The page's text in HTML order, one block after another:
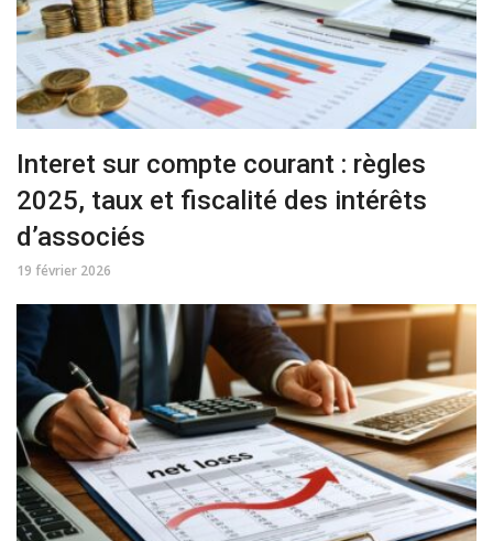
Interet sur compte courant : règles
2025, taux et fiscalité des intérêts
d’associés
19 février 2026